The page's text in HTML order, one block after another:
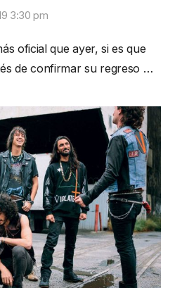
3:30 pm
oficial que ayer, si es que
de confirmar su regreso …